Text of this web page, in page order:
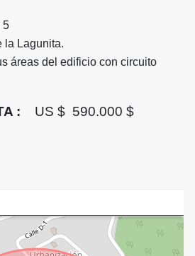
5
la Lagunita.
áreas del edificio con circuito
: US $ 590.000 $